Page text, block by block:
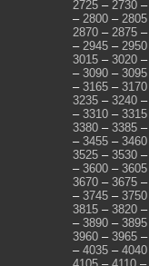
2725 – 2730 –
– 2800 – 2805
2870 – 2875 –
– 2945 – 2950
3015 – 3020 –
– 3090 – 3095
– 3165 – 3170
3235 – 3240 –
– 3310 – 3315
3380 – 3385 –
– 3455 – 3460
3525 – 3530 –
– 3600 – 3605
3670 – 3675 –
– 3745 – 3750
3815 – 3820 –
– 3890 – 3895
3960 – 3965 –
– 4035 – 4040